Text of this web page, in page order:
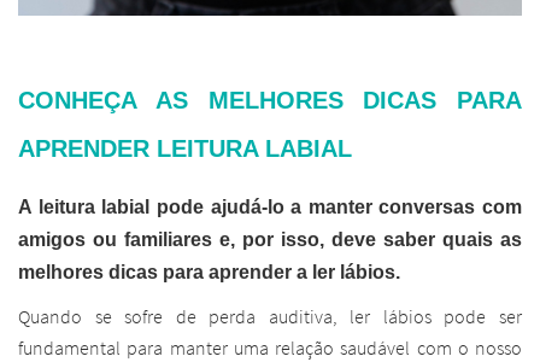
CONHEÇA AS MELHORES DICAS PARA
APRENDER LEITURA LABIAL
A leitura labial pode ajudá-lo a manter conversas com
amigos ou familiares e, por isso, deve saber quais as
melhores dicas para aprender a ler lábios.
Quando se sofre de perda auditiva, ler lábios pode ser
fundamental para manter uma relação saudável com o nosso